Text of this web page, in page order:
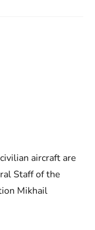
aircraft are
Staff of the
Mikhail